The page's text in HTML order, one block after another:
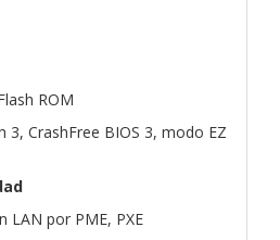
ROM
3, CrashFree BIOS 3, modo EZ
LAN por PME, PXE